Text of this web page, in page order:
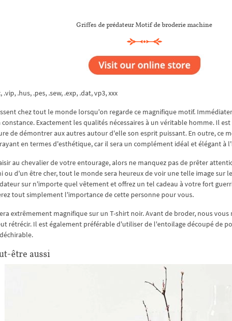
Griffes de prédateur Motif de broderie machine
.vip, .hus, .pes, .sew, .exp, .dat, vp3, xxx
chez tout le monde lorsqu'on regarde ce magnifique motif.
Exactement les qualités nécessaires à un véritable homme. Il
de démontrer aux autres autour d'elle son esprit puissant. En outre, ce
en termes d'esthétique, car il sera un complément idéal et élégant à
au chevalier de votre entourage, alors ne manquez pas de prêter
ou d'un être cher, tout le monde sera heureux de voir une telle image sur
sur n'importe quel vêtement et offrez un tel cadeau à votre fort
tout simplement l'importance de cette personne pour vous.
extrêmement magnifique sur un T-shirt noir. Avant de broder, nous
rétrécir. Il est également préférable d'utiliser de l'entoilage découpé de
être aussi